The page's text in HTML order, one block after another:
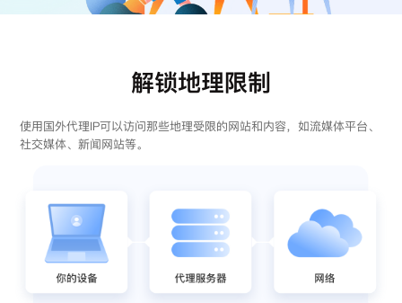
解锁地理限制
使用国外代理IP可以访问那些地理受限的网站和内容，如流媒体平台、
社交媒体、新闻网站等。